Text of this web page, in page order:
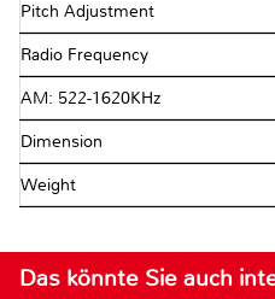
Pitch Adjustment
Radio Frequency
AM: 522-1620KHz
Dimension
Weight
Das könnte Sie auch